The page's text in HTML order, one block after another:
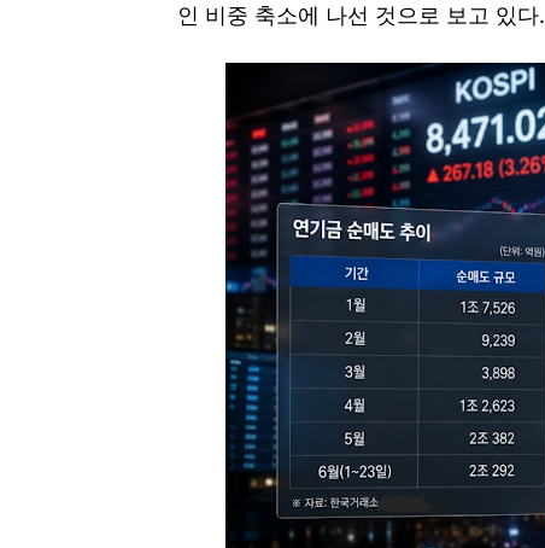
인 비중 축소에 나선 것으로 보고 있다.